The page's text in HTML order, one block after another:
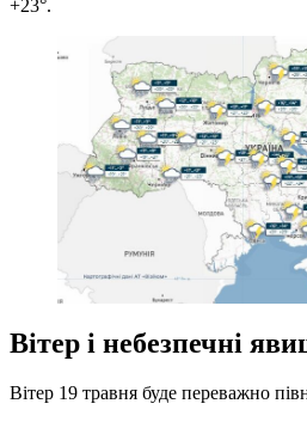
+23°.
Вітер і небезпечні
Вітер 19 травня буде переважно